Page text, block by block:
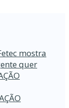
mostra
quer